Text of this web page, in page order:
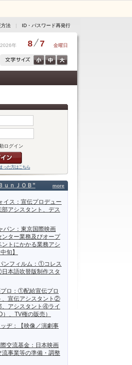
方法 | ID・パスワード再発行
2026年 8 7 金曜日
ログイン
った方はこちら
more
ｕｎＪＯＢ”
イス：宣伝プロデュー
アシスタント、デス
パン：東京国際映画
ター業務及びオープ
トにかかる業務アシ
旬】
ンフィルム：①コレス
本語吹替版制作スタ
プロ：①配給宣伝プロ
、宣伝アシスタント②
アシスタント④ライ
、TV権の販売）
ヂ：【映像／演劇事
交流基金：日本映画
事業等の準備・調整